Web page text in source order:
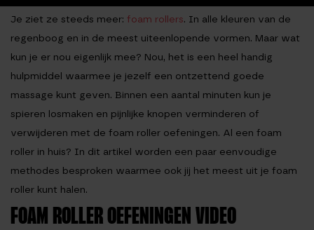
Je ziet ze steeds meer: foam rollers. In alle kleuren van de
regenboog en in de meest uiteenlopende vormen. Maar wat
kun je er nou eigenlijk mee? Nou, het is een heel handig
hulpmiddel waarmee je jezelf een ontzettend goede
massage kunt geven. Binnen een aantal minuten kun je
spieren losmaken en pijnlijke knopen verminderen of
verwijderen met de foam roller oefeningen. Al een foam
roller in huis? In dit artikel worden een paar eenvoudige
methodes besproken waarmee ook jij het meest uit je foam
roller kunt halen.
FOAM ROLLER OEFENINGEN VIDEO